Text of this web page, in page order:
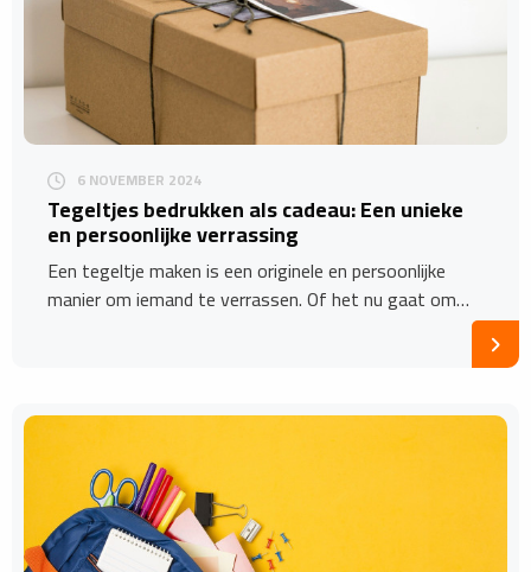
6 NOVEMBER 2024
Tegeltjes bedrukken als cadeau: Een unieke
en persoonlijke verrassing
Een tegeltje maken is een originele en persoonlijke
manier om iemand te verrassen. Of het nu gaat om…